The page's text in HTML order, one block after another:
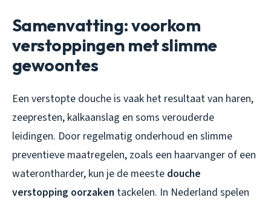
Samenvatting: voorkom
verstoppingen met slimme
gewoontes
Een verstopte douche is vaak het resultaat van haren,
zeepresten, kalkaanslag en soms verouderde
leidingen. Door regelmatig onderhoud en slimme
preventieve maatregelen, zoals een haarvanger of een
waterontharder, kun je de meeste douche
verstopping oorzaken tackelen. In Nederland spelen